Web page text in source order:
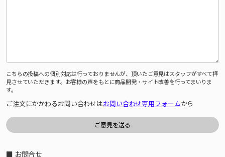
こちらの投稿への個別対応は行っておりませんが、頂いたご意見はスタッフがすべて拝
見させていただきます。お客様の声をもとに商品開発・サイト改善を行ってまいりま
す。
ご注文にかかわるお問い合わせはお問い合わせ専用フォームから
■ お問合せ